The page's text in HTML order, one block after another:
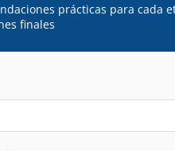
prácticas para cada
finales